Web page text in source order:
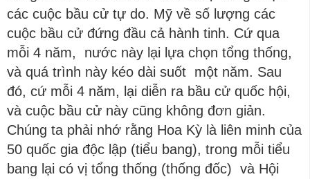
các cuộc bầu cử tự do. Mỹ về số lượng các
cuộc bầu cử đứng đầu cả hành tinh. Cứ qua
mỗi 4 năm, nước này lại lựa chọn tổng thống,
và quá trình này kéo dài suốt một năm. Sau
đó, cứ mỗi 4 năm, lại diễn ra bầu cử quốc hội,
và cuộc bầu cử này cũng không đơn giản.
Chúng ta phải nhớ rằng Hoa Kỳ là liên minh của
50 quốc gia độc lập (tiểu bang), trong mỗi tiểu
bang lại có vị tổng thống (thống đốc) và Hội